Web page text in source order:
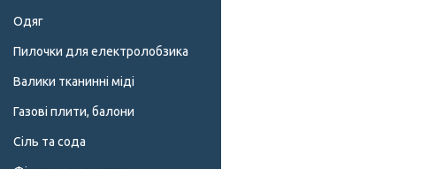
Одяг
Пилочки для електролобзика
Валики тканинні міді
Газові плити, балони
Сіль та сода